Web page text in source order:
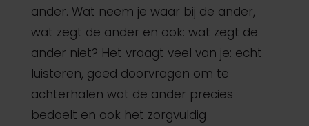
ander. Wat neem je waar bij de ander,
wat zegt de ander en ook: wat zegt de
ander niet? Het vraagt veel van je: echt
luisteren, goed doorvragen om te
achterhalen wat de ander precies
bedoelt en ook het zorgvuldig